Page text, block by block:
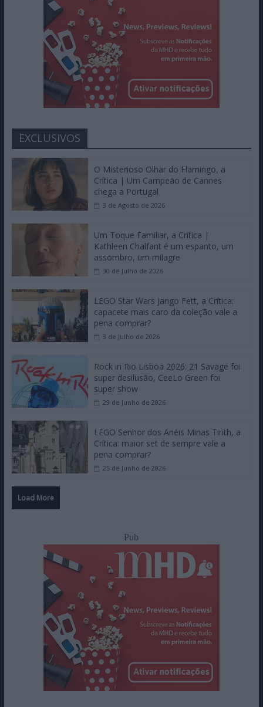
EXCLUSIVOS
O Misterioso Olhar do Flamingo, a
Crítica | Um Campeão de Cannes
chega a Portugal
3 de Agosto de 2026
Um Toque Familiar, a Crítica |
Kathleen Chalfant é um espanto, um
assombro, um milagre
30 de Julho de 2026
LEGO Star Wars Jango Fett, a Crítica:
capacete mais caro da coleção vale a
pena comprar?
3 de Julho de 2026
Rock in Rio Lisboa 2026: 21 Savage foi
super desilusão, CeeLo Green foi
super show
29 de Junho de 2026
LEGO Senhor dos Anéis Minas Tirith, a
Crítica: maior set de sempre vale a
pena comprar?
25 de Junho de 2026
Load More
Pub